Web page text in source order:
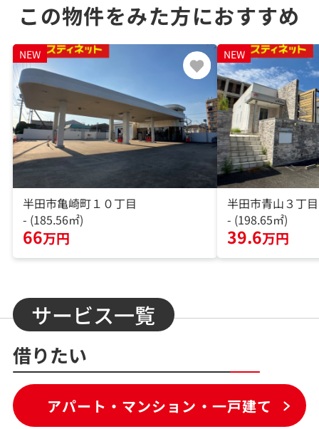
この物件をみた方におすすめ
NEW
半田市亀崎町１０丁目
- (185.56㎡)
66万円
NEW
半田市青山３丁目
- (198.65㎡)
39.6万円
サービス一覧
借りたい
アパート・マンション・一戸建て